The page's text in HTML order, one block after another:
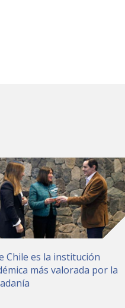
Chile es la institución
más valorada por la